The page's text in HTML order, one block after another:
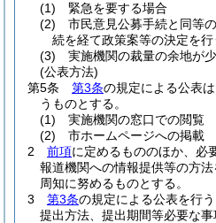
(1)
緊急を要する場合
(2)
市民意見公募手続と同等
続を経て政策案等の決定を行
(3)
実施機関の裁量の余地が
(公表方法)
第5条
第3条の規定による公表
うものとする。
(1)
実施機関の窓口での閲覧
(2)
市ホームページへの掲載
2
前項に定めるもののほか、必
報道機関への情報提供等の方
周知に努めるものとする。
3
第3条の規定による公表を行
提出方法、提出期間等必要な